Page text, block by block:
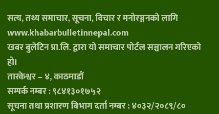
सत्य, तथ्य समाचार, सूचना, विचार र मनोरञ्जनको लागि
www.khabarbulletinnepal.com
खबर बुलेटिन प्रा.लि. द्वारा यो समाचार पोर्टल सञ्चालन गरिएको
हो।
तारकेश्वर – ४, काठमाडौं
सम्पर्क नम्बर : ९८४१३०१७५२
सूचना तथा प्रशारण बिभाग दर्ता नम्बर : ४०३२/२०८९/८०